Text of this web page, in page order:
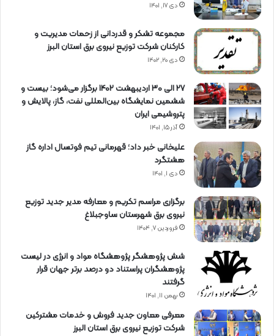
دی ۱۷, ۱۴۰۱
مجموعه تشکر و قدردانی از زحمات مدیریت و
کارکنان شرکت توزیع نیروی برق استان البرز
دی ۲۰, ۱۴۰۲
27 الی 30 اردیبهشت 1402 برگزار می‌شود؛ بیست و
ششمین نمایشگاه بین‌المللی نفت، گاز، پالایش و
پتروشیمی ایران
آذر ۱۵, ۱۴۰۱
علیخانی خبر داد؛ قهرمانی تیم فوتسال اداره گاز
هشتگرد
دی ۱, ۱۴۰۱
برگزاری مراسم تكریم و معارفه مدیر جدید توزیع
نیروی برق شهرستان ساوجبلاغ
فروردین ۷, ۱۴۰۴
شش پژوهشگر پژوهشگاه مواد و انرژی در لیست
پژوهشگران پراستناد دو درصد برتر جهان قرار
گرفتند
بهمن ۱۱, ۱۴۰۱
معرفی معاون جدید فروش و خدمات مشتركین
شركت توزیع نیروی برق استان البرز